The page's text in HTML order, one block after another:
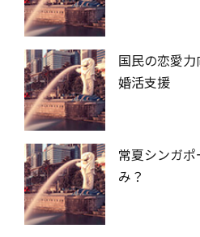
国民の恋愛
婚活支援
常夏シンガ
み？